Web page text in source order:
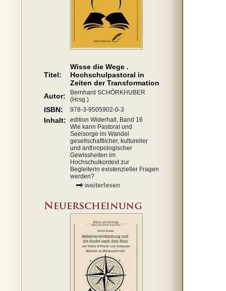
Titel:
Wisse die Wege .
Hochschulpastoral in
Zeiten der Transformation
Autor:
Bernhard SCHÖRKHUBER
(Hrsg.)
ISBN: 978-3-9505902-0-3
Inhalt:
edition Widerhall, Band 16
Wie kann Pastoral und
Seelsorge im Wandel
gesellschaftlicher, kultureller
und anthropologischer
Gewissheiten im
Hochschulkontext zur
Begleiterin existenzieller Fragen
werden?
weiterlesen